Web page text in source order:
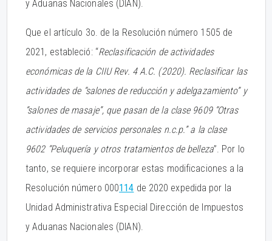
y Aduanas Nacionales (DIAN).
Que el artículo 3o. de la Resolución número 1505 de
2021, estableció: “Reclasificación de actividades
económicas de la CIIU Rev. 4 A.C. (2020). Reclasificar las
actividades de “salones de reducción y adelgazamiento” y
“salones de masaje”, que pasan de la clase 9609 “Otras
actividades de servicios personales n.c.p.” a la clase
9602 “Peluquería y otros tratamientos de belleza”. Por lo
tanto, se requiere incorporar estas modificaciones a la
Resolución número 000114 de 2020 expedida por la
Unidad Administrativa Especial Dirección de Impuestos
y Aduanas Nacionales (DIAN).